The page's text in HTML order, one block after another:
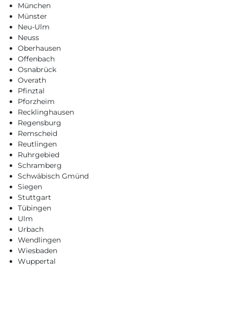
München
Münster
Neu-Ulm
Neuss
Oberhausen
Offenbach
Osnabrück
Overath
Pfinztal
Pforzheim
Recklinghausen
Regensburg
Remscheid
Reutlingen
Ruhrgebied
Schramberg
Schwäbisch Gmünd
Siegen
Stuttgart
Tübingen
Ulm
Urbach
Wendlingen
Wiesbaden
Wuppertal